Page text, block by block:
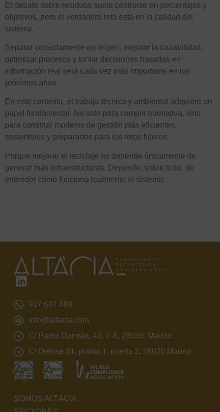
El debate sobre residuos suele centrarse en porcentajes y
objetivos, pero el verdadero reto está en la calidad del
sistema.
Separar correctamente en origen, mejorar la trazabilidad,
optimizar procesos y tomar decisiones basadas en
información real será cada vez más importante en los
próximos años.
En este contexto, el trabajo técnico y ambiental adquiere un
papel fundamental. No solo para cumplir normativa, sino
para construir modelos de gestión más eficientes,
sostenibles y preparados para los retos futuros.
Porque mejorar el reciclaje no depende únicamente de
generar más infraestructuras. Depende, sobre todo, de
entender cómo funciona realmente el sistema.
917 647 489
info@altacia.com
C/ Padre Damián, 40, 2-A, 28036, Madrid
C/ Orense 81, planta 1, puerta 2, 28020 Madrid
SOMOS ALTÁCIA